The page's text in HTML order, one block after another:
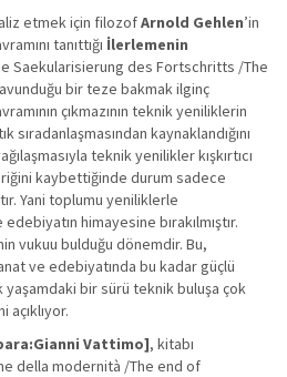
etmek için filozofArnold Gehlen’in
tanıttığı İlerlemenin
Saekularisierung des Fortschritts /The
bir teze bakmak ilginç
çıkmazının teknik yeniliklerin
sıradanlaşmasından kaynaklandığını
teknik yenilikler kışkırtıcı
kaybettiğinde durum sadece
Yani toplumu yeniliklerle
himayesine bırakılmıştır.
vukuu bulduğu dönemdir. Bu,
ve edebiyatında bu kadar güçlü
bir sürü teknik buluşa çok
Vattimo], kitabı
della modernità /The end of